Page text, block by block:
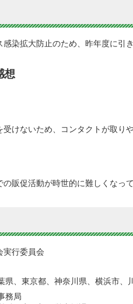
感染拡大防止のため、昨年度に引
想
けないため、コンタクトが取り
販促活動が時世的に難しくなっ
実行委員会
県、東京都、神奈川県、横浜市
務局